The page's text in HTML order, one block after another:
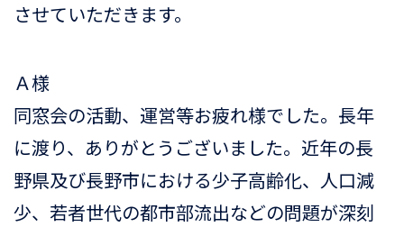
させていただきます。
Ａ様
同窓会の活動、運営等お疲れ様でした。長年
に渡り、ありがとうございました。近年の長
野県及び長野市における少子高齢化、人口減
少、若者世代の都市部流出などの問題が深刻